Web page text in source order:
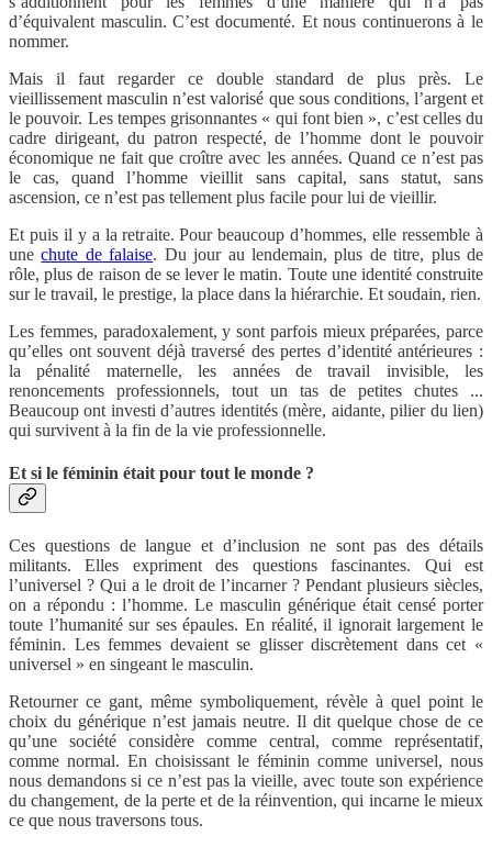
d’équivalent masculin. C’est documenté. Et nous continuerons à le
nommer.
Mais il faut regarder ce double standard de plus près. Le
vieillissement masculin n’est valorisé que sous conditions, l’argent et
le pouvoir. Les tempes grisonnantes « qui font bien », c’est celles du
cadre dirigeant, du patron respecté, de l’homme dont le pouvoir
économique ne fait que croître avec les années. Quand ce n’est pas
le cas, quand l’homme vieillit sans capital, sans statut, sans
ascension, ce n’est pas tellement plus facile pour lui de vieillir.
Et puis il y a la retraite. Pour beaucoup d’hommes, elle ressemble à
unechute de falaise. Du jour au lendemain, plus de titre, plus de
rôle, plus de raison de se lever le matin. Toute une identité construite
sur le travail, le prestige, la place dans la hiérarchie. Et soudain, rien.
Les femmes, paradoxalement, y sont parfois mieux préparées, parce
qu’elles ont souvent déjà traversé des pertes d’identité antérieures :
la pénalité maternelle, les années de travail invisible, les
renoncements professionnels, tout un tas de petites chutes ...
Beaucoup ont investi d’autres identités (mère, aidante, pilier du lien)
qui survivent à la fin de la vie professionnelle.
Et si le féminin était pour tout le monde ?
Ces questions de langue et d’inclusion ne sont pas des détails
militants. Elles expriment des questions fascinantes. Qui est
l’universel ? Qui a le droit de l’incarner ? Pendant plusieurs siècles,
on a répondu : l’homme. Le masculin générique était censé porter
toute l’humanité sur ses épaules. En réalité, il ignorait largement le
féminin. Les femmes devaient se glisser discrètement dans cet «
universel » en singeant le masculin.
Retourner ce gant, même symboliquement, révèle à quel point le
choix du générique n’est jamais neutre. Il dit quelque chose de ce
qu’une société considère comme central, comme représentatif,
comme normal. En choisissant le féminin comme universel, nous
nous demandons si ce n’est pas la vieille, avec toute son expérience
du changement, de la perte et de la réinvention, qui incarne le mieux
ce que nous traversons tous.